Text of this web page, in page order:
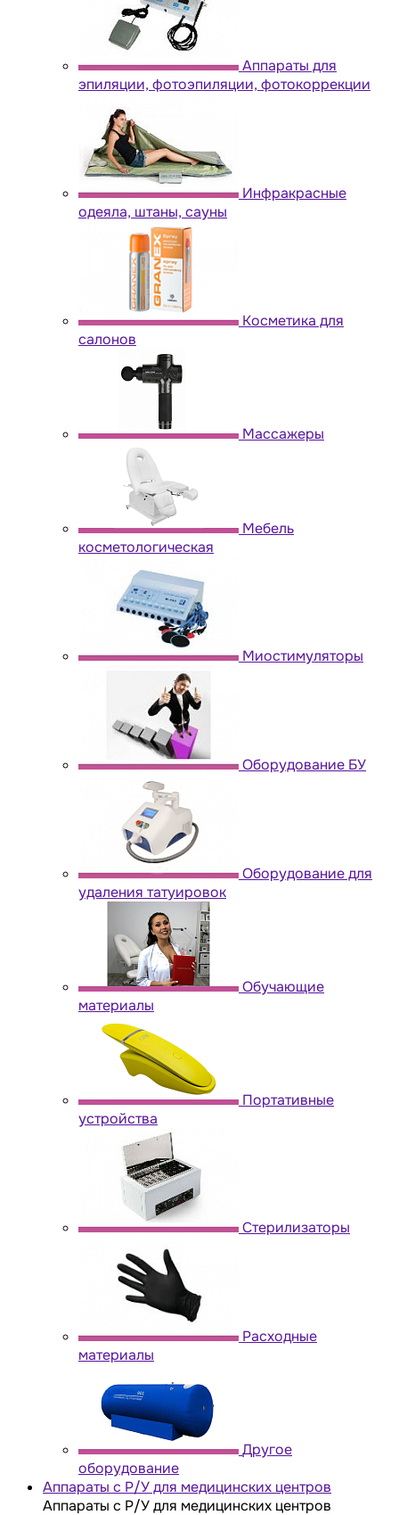
Аппараты для
эпиляции, фотоэпиляции, фотокоррекции
Инфракрасные
одеяла, штаны, сауны
Косметика для
салонов
Массажеры
Мебель
косметологическая
Миостимуляторы
Оборудование БУ
Оборудование для
удаления татуировок
Обучающие
материалы
Портативные
устройства
Стерилизаторы
Расходные
материалы
Другое
оборудование
Аппараты с Р/У для медицинских центров
Аппараты с Р/У для медицинских центров